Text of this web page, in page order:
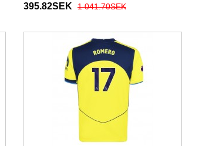
Kortärmad
395.82SEK 1 041.70SEK